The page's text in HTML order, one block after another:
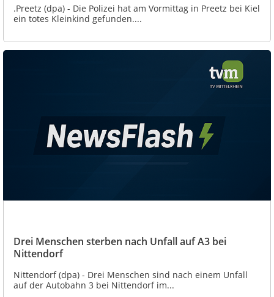
.Preetz (dpa) - Die Polizei hat am Vormittag in Preetz bei Kiel
ein totes Kleinkind gefunden....
Drei Menschen sterben nach Unfall auf A3 bei
Nittendorf
Nittendorf (dpa) - Drei Menschen sind nach einem Unfall
auf der Autobahn 3 bei Nittendorf im...